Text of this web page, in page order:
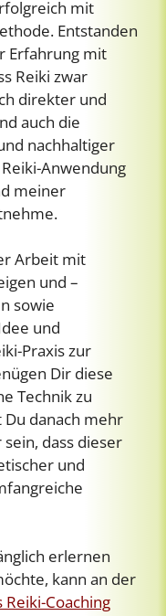
mit
Entstanden
Erfahrung mit
Reiki zwar
direkter und
auch die
nachhaltiger
Anwendung
meiner
Arbeit mit
und –
sowie
und
Praxis zur
Dir diese
Technik zu
danach mehr
dass dieser
und
erlernen
kann an der
Reiki-Coaching